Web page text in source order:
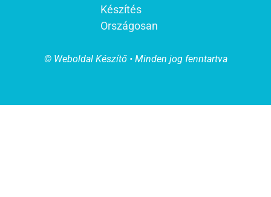
Készítés
Országosan
© Weboldal Készítő • Minden jog fenntartva